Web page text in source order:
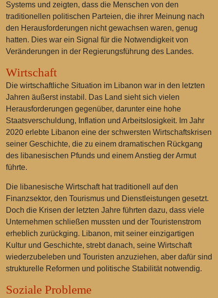
Systems und zeigten, dass die Menschen von den
traditionellen politischen Parteien, die ihrer Meinung nach
den Herausforderungen nicht gewachsen waren, genug
hatten. Dies war ein Signal für die Notwendigkeit von
Veränderungen in der Regierungsführung des Landes.
Wirtschaft
Die wirtschaftliche Situation im Libanon war in den letzten
Jahren äußerst instabil. Das Land sieht sich vielen
Herausforderungen gegenüber, darunter eine hohe
Staatsverschuldung, Inflation und Arbeitslosigkeit. Im Jahr
2020 erlebte Libanon eine der schwersten Wirtschaftskrisen
seiner Geschichte, die zu einem dramatischen Rückgang
des libanesischen Pfunds und einem Anstieg der Armut
führte.
Die libanesische Wirtschaft hat traditionell auf den
Finanzsektor, den Tourismus und Dienstleistungen gesetzt.
Doch die Krisen der letzten Jahre führten dazu, dass viele
Unternehmen schließen mussten und der Touristenstrom
erheblich zurückging. Libanon, mit seiner einzigartigen
Kultur und Geschichte, strebt danach, seine Wirtschaft
wiederzubeleben und Touristen anzuziehen, aber dafür sind
strukturelle Reformen und politische Stabilität notwendig.
Soziale Probleme